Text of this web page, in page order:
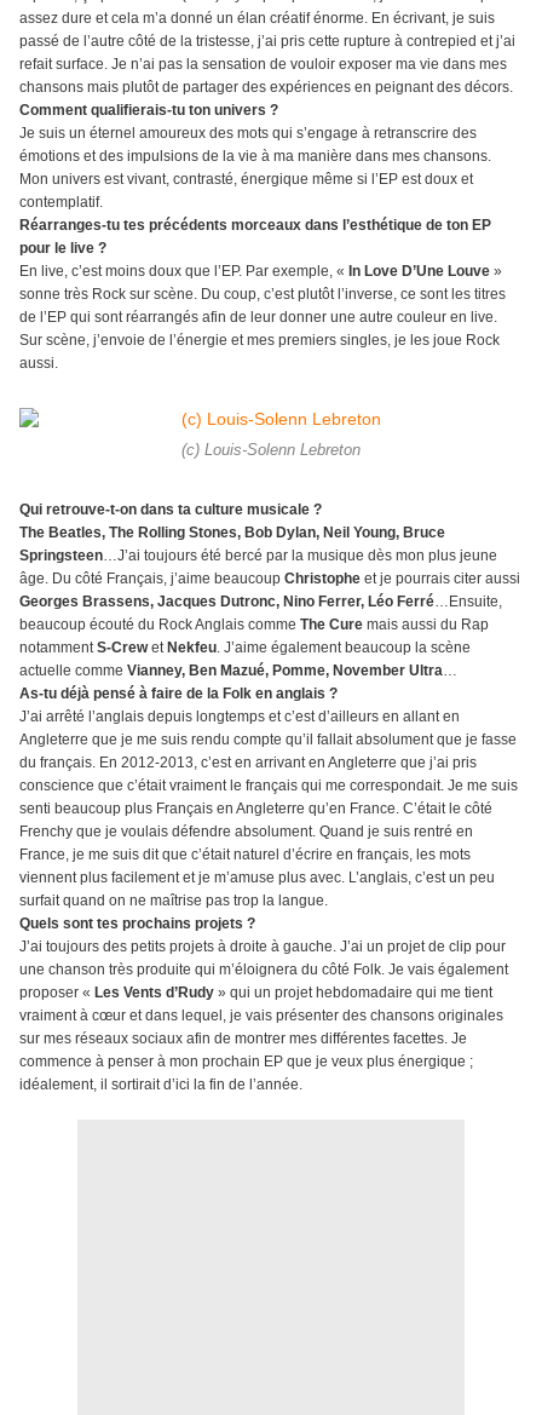
assez dure et cela m’a donné un élan créatif énorme. En écrivant, je suis
passé de l’autre côté de la tristesse, j’ai pris cette rupture à contrepied et j’ai
refait surface. Je n’ai pas la sensation de vouloir exposer ma vie dans mes
chansons mais plutôt de partager des expériences en peignant des décors.
Comment qualifierais-tu ton univers ?
Je suis un éternel amoureux des mots qui s’engage à retranscrire des
émotions et des impulsions de la vie à ma manière dans mes chansons.
Mon univers est vivant, contrasté, énergique même si l’EP est doux et
contemplatif.
Réarranges-tu tes précédents morceaux dans l’esthétique de ton EP
pour le live ?
En live, c’est moins doux que l’EP. Par exemple, « In Love D’Une Louve »
sonne très Rock sur scène. Du coup, c’est plutôt l’inverse, ce sont les titres
de l’EP qui sont réarrangés afin de leur donner une autre couleur en live.
Sur scène, j’envoie de l’énergie et mes premiers singles, je les joue Rock
aussi.
(c) Louis-Solenn Lebreton
Qui retrouve-t-on dans ta culture musicale ?
The Beatles, The Rolling Stones, Bob Dylan, Neil Young, Bruce
Springsteen…J’ai toujours été bercé par la musique dès mon plus jeune
âge. Du côté Français, j’aime beaucoup Christophe et je pourrais citer aussi
Georges Brassens, Jacques Dutronc, Nino Ferrer, Léo Ferré…Ensuite,
beaucoup écouté du Rock Anglais comme The Cure mais aussi du Rap
notammentS-Crewet Nekfeu. J’aime également beaucoup la scène
actuelle comme Vianney, Ben Mazué, Pomme, November Ultra…
As-tu déjà pensé à faire de la Folk en anglais ?
J’ai arrêté l’anglais depuis longtemps et c’est d’ailleurs en allant en
Angleterre que je me suis rendu compte qu’il fallait absolument que je fasse
du français. En 2012-2013, c’est en arrivant en Angleterre que j’ai pris
conscience que c’était vraiment le français qui me correspondait. Je me suis
senti beaucoup plus Français en Angleterre qu’en France. C’était le côté
Frenchy que je voulais défendre absolument. Quand je suis rentré en
France, je me suis dit que c’était naturel d’écrire en français, les mots
viennent plus facilement et je m’amuse plus avec. L’anglais, c’est un peu
surfait quand on ne maîtrise pas trop la langue.
Quels sont tes prochains projets ?
J’ai toujours des petits projets à droite à gauche. J’ai un projet de clip pour
une chanson très produite qui m’éloignera du côté Folk. Je vais également
proposer « Les Vents d’Rudy » qui un projet hebdomadaire qui me tient
vraiment à cœur et dans lequel, je vais présenter des chansons originales
sur mes réseaux sociaux afin de montrer mes différentes facettes. Je
commence à penser à mon prochain EP que je veux plus énergique ;
idéalement, il sortirait d’ici la fin de l’année.